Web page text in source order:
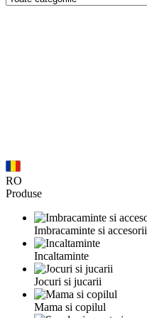
RO
Produse
Imbracaminte si accesorii
Incaltaminte
Jocuri si jucarii
Mama si copilul